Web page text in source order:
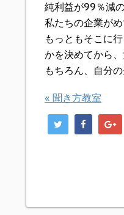
純利益が99％減
私たちの企業が
もっともそこに
かを決めてから
もちろん、自分
« 聞き方教室